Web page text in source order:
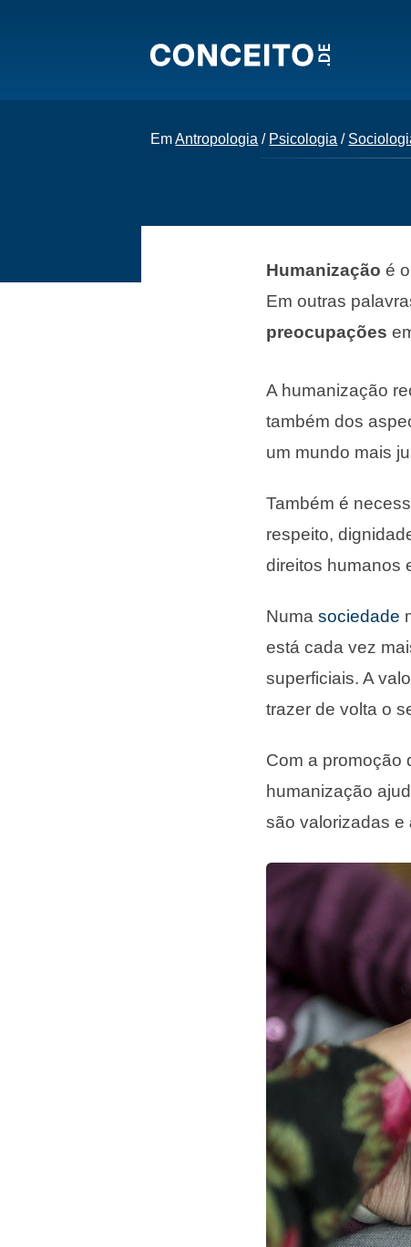
EmAntropologia / Psicologia /
Humanização é
Em outras
preocupações
A humanização
também dos
um mundo mais
Também é
respeito,
direitos humanos
Numasociedade
está cada vez
superficiais. A
trazer de volta o
Com a promoção
humanização
são valorizadas e